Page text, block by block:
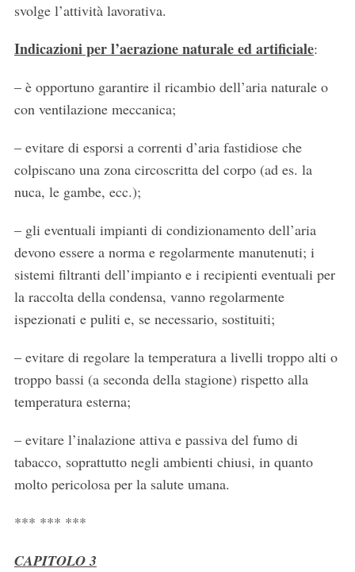
svolge l’attività lavorativa.
Indicazioni per l’aerazione naturale ed artificiale:
– è opportuno garantire il ricambio dell’aria naturale o
con ventilazione meccanica;
– evitare di esporsi a correnti d’aria fastidiose che
colpiscano una zona circoscritta del corpo (ad es. la
nuca, le gambe, ecc.);
– gli eventuali impianti di condizionamento dell’aria
devono essere a norma e regolarmente manutenuti; i
sistemi filtranti dell’impianto e i recipienti eventuali per
la raccolta della condensa, vanno regolarmente
ispezionati e puliti e, se necessario, sostituiti;
– evitare di regolare la temperatura a livelli troppo alti o
troppo bassi (a seconda della stagione) rispetto alla
temperatura esterna;
– evitare l’inalazione attiva e passiva del fumo di
tabacco, soprattutto negli ambienti chiusi, in quanto
molto pericolosa per la salute umana.
*** *** ***
CAPITOLO 3